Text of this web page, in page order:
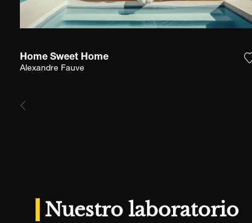
Home Sweet Home
Alexandre Fauve
Nuestro laboratorio